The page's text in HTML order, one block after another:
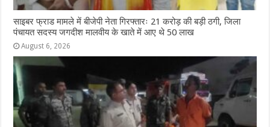
साइबर फ्राड मामले में बीजेपी नेता गिरफ्तारः 21 करोड़ की बड़ी ठगी, जिला
पंचायत सदस्य जगदीश मालवीय के खाते में आए थे 50 लाख
August 6, 2026